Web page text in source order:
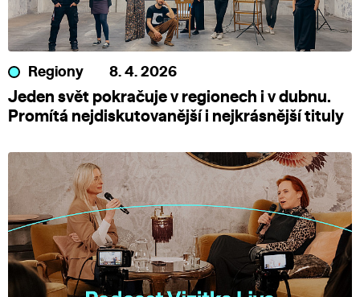
Regiony 8. 4. 2026
Jeden svět pokračuje v regionech i v dubnu.
Promítá nejdiskutovanější i nejkrásnější tituly